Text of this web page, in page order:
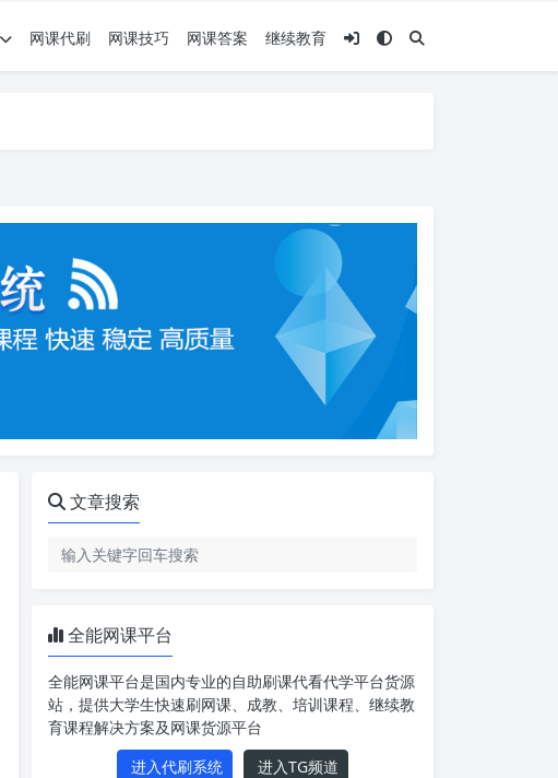
网课代刷 网课技巧 网课答案 继续教育
文章搜索
全能网课平台
全能网课平台是国内专业的自助刷课代看代学平台货源
站，提供大学生快速刷网课、成教、培训课程、继续教
育课程解决方案及网课货源平台
进入代刷系统
进入TG频道